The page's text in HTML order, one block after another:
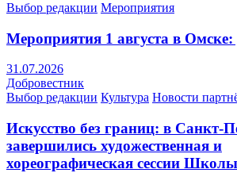
Выбор редакции Мероприятия
Мероприятия 1 августа в Омске:
31.07.2026
Добровестник
Выбор редакции Культура Новости
Искусство без границ: в Санкт-
завершились художественная и
хореографическая сессии